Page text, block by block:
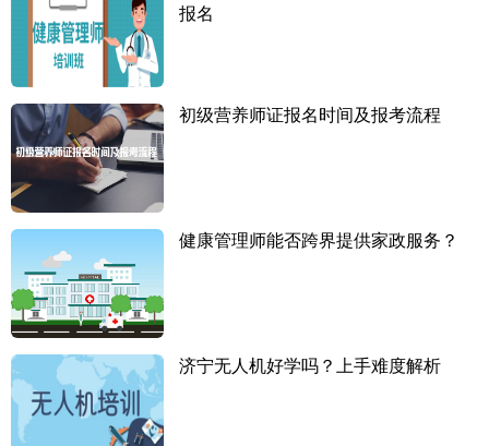
报名
初级营养师证报名时间及报考流程
健康管理师能否跨界提供家政服务？
济宁无人机好学吗？上手难度解析